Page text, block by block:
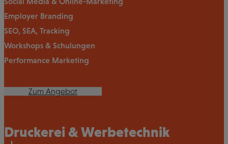
Employer Branding
SEO, SEA, Tracking
Workshops & Schulungen
Performance Marketing
Zum Angebot
Druckerei & Werbetechnik